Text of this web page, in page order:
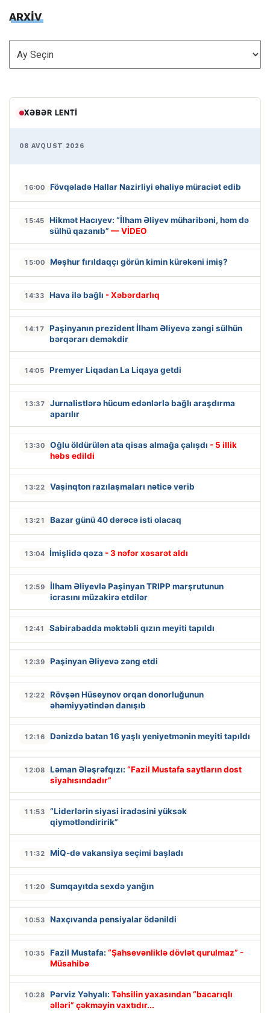
ARXİV
ARXİV
XƏBƏR LENTI
08 AVQUST 2026
16:00 Fövqəladə Hallar Nazirliyi əhaliyə müraciət edib
15:45
Hikmət Hacıyev: “İlham Əliyev müharibəni, həm də
sülhü qazanıb” — VİDEO
15:00 Məşhur fırıldaqçı görün kimin kürəkəni imiş?
14:33 Hava ilə bağlı - Xəbərdarlıq
14:17
Paşinyanın prezident İlham Əliyevə zəngi sülhün
bərqərarı deməkdir
14:05 Premyer Liqadan La Liqaya getdi
13:37
Jurnalistlərə hücum edənlərlə bağlı araşdırma
aparılır
13:30 Oğlu öldürülən ata qisas almağa çalışdı - 5 illik
həbs edildi
13:22 Vaşinqton razılaşmaları nəticə verib
13:21 Bazar günü 40 dərəcə isti olacaq
13:04 İmişlidə qəza - 3 nəfər xəsarət aldı
12:59
İlham Əliyevlə Paşinyan TRIPP marşrutunun
icrasını müzakirə etdilər
12:41 Sabirabadda məktəbli qızın meyiti tapıldı
12:39 Paşinyan Əliyevə zəng etdi
12:22
Rövşən Hüseynov orqan donorluğunun
əhəmiyyətindən danışıb
12:16 Dənizdə batan 16 yaşlı yeniyetmənin meyiti tapıldı
12:08 Ləman Ələşrəfqızı: “Fazil Mustafa saytların dost
siyahısındadır”
11:53
“Liderlərin siyasi iradəsini yüksək
qiymətləndiririk”
11:32 MİQ-də vakansiya seçimi başladı
11:20 Sumqayıtda sexdə yanğın
10:53 Naxçıvanda pensiyalar ödənildi
10:35 Fazil Mustafa: “Şahsevənliklə dövlət qurulmaz” -
Müsahibə
10:28 Pərviz Yəhyalı: Təhsilin yaxasından “bacarıqlı
əlləri” çəkməyin vaxtıdır...